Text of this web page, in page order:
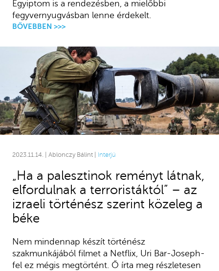
Egyiptom is a rendezésben, a mielőbbi
fegyvernyugvásban lenne érdekelt.
BŐVEBBEN >>>
2023.11.14. | Ablonczy Bálint | Interjú
„Ha a palesztinok reményt látnak,
elfordulnak a terroristáktól” – az
izraeli történész szerint közeleg a
béke
Nem mindennap készít történész
szakmunkájából filmet a Netflix, Uri Bar-Joseph-
fel ez mégis megtörtént. Ő írta meg részletesen